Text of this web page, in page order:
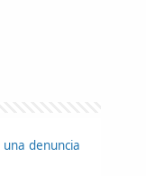
denuncia